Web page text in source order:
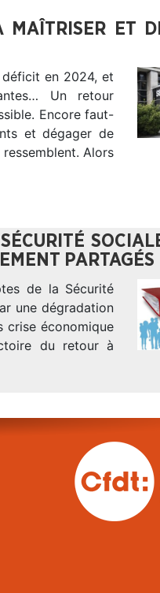
MAÎTRISER ET
en 2024, et
Un retour
Encore faut-
et dégager de
Alors
PARTAGÉS
de la Sécurité
une dégradation
crise économique
du retour à